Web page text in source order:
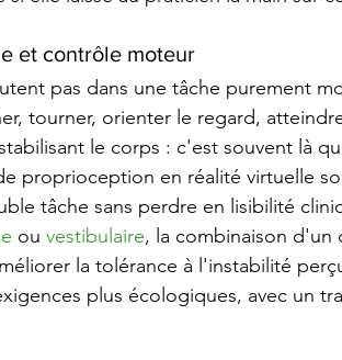
et contrôle moteur
pas dans une tâche purement
tourner, orienter le regard,
le corps : c'est souvent là
proprioception en réalité virtuelle
tâche sans perdre en lisibilité
ou vestibulaire, la combinaison
la tolérance à l'instabilité
plus écologiques, avec un